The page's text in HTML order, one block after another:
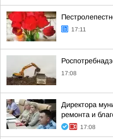
17:11
17:08
Директора
ремонта и
17:08